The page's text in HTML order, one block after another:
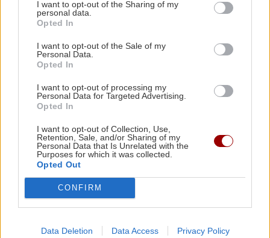
I want to opt-out of the Sharing of my
personal data.
Opted In
I want to opt-out of the Sale of my
Personal Data.
Opted In
I want to opt-out of processing my
Personal Data for Targeted Advertising.
Opted In
I want to opt-out of Collection, Use,
Retention, Sale, and/or Sharing of my
Personal Data that Is Unrelated with the
Purposes for which it was collected.
Opted Out
CONFIRM
Data Deletion Data Access Privacy Policy
πλατφόρμα της ΑΑΔΕ – Πότε λήγει η
προθεσμία
09:37
ΑΘΛΗΤΙΚΑ
Telegraph: Η UEFA πλήρωσε εξαψήφιο ποσό
για φερόμενη σχέση του Ινφαντίνο
ΚΡΗΤΗ
Φοιτητική στέγη: Πόλη της Κρήτης στις
ακριβότερες της χώρας με ενοίκια "φωτιά"
ΕΛΛΑΔΑ
Έξοδος του Αυγούστου: Πάνω από 56.000
ταξιδιώτες αναχωρούν από Αττική
ΠΕΡΙΣΣΟΤΕΡΑ
ΚΡΗΤΗ
Ρέθυμνο: Μήνυμα αισιοδοξίας από τον
τουρισμό μετά τις πυρκαγιές στο νότο